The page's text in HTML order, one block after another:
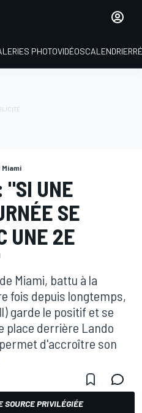
PHOTOVIDÉOSCALENDRIER
Miami
"SI UNE
SE
UNE 2E
Miami, battu à la
fois depuis longtemps,
garde le positif et se
place derrière Lando
d'accroître son
SOURCE PRIVILÉGIÉE